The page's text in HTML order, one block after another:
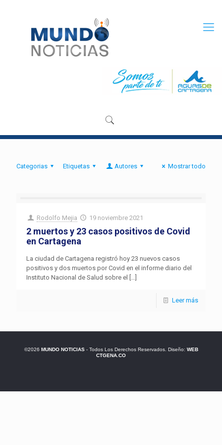
Categorias Etiquetas Autores Mostrar todo
Rodolfo Mejia 19 noviembre 2021
2 muertos y 23 casos positivos de Covid
en Cartagena
La ciudad de Cartagena registró hoy 23 nuevos casos
positivos y dos muertos por Covid en el informe diario del
Instituto Nacional de Salud sobre el
[…]
Leer más
©2026 MUNDO NOTICIAS- Todos Los Derechos Reservados. Diseño: WEB
CTGENA.CO